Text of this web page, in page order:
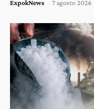
ExpokNews - 7 agosto 2026